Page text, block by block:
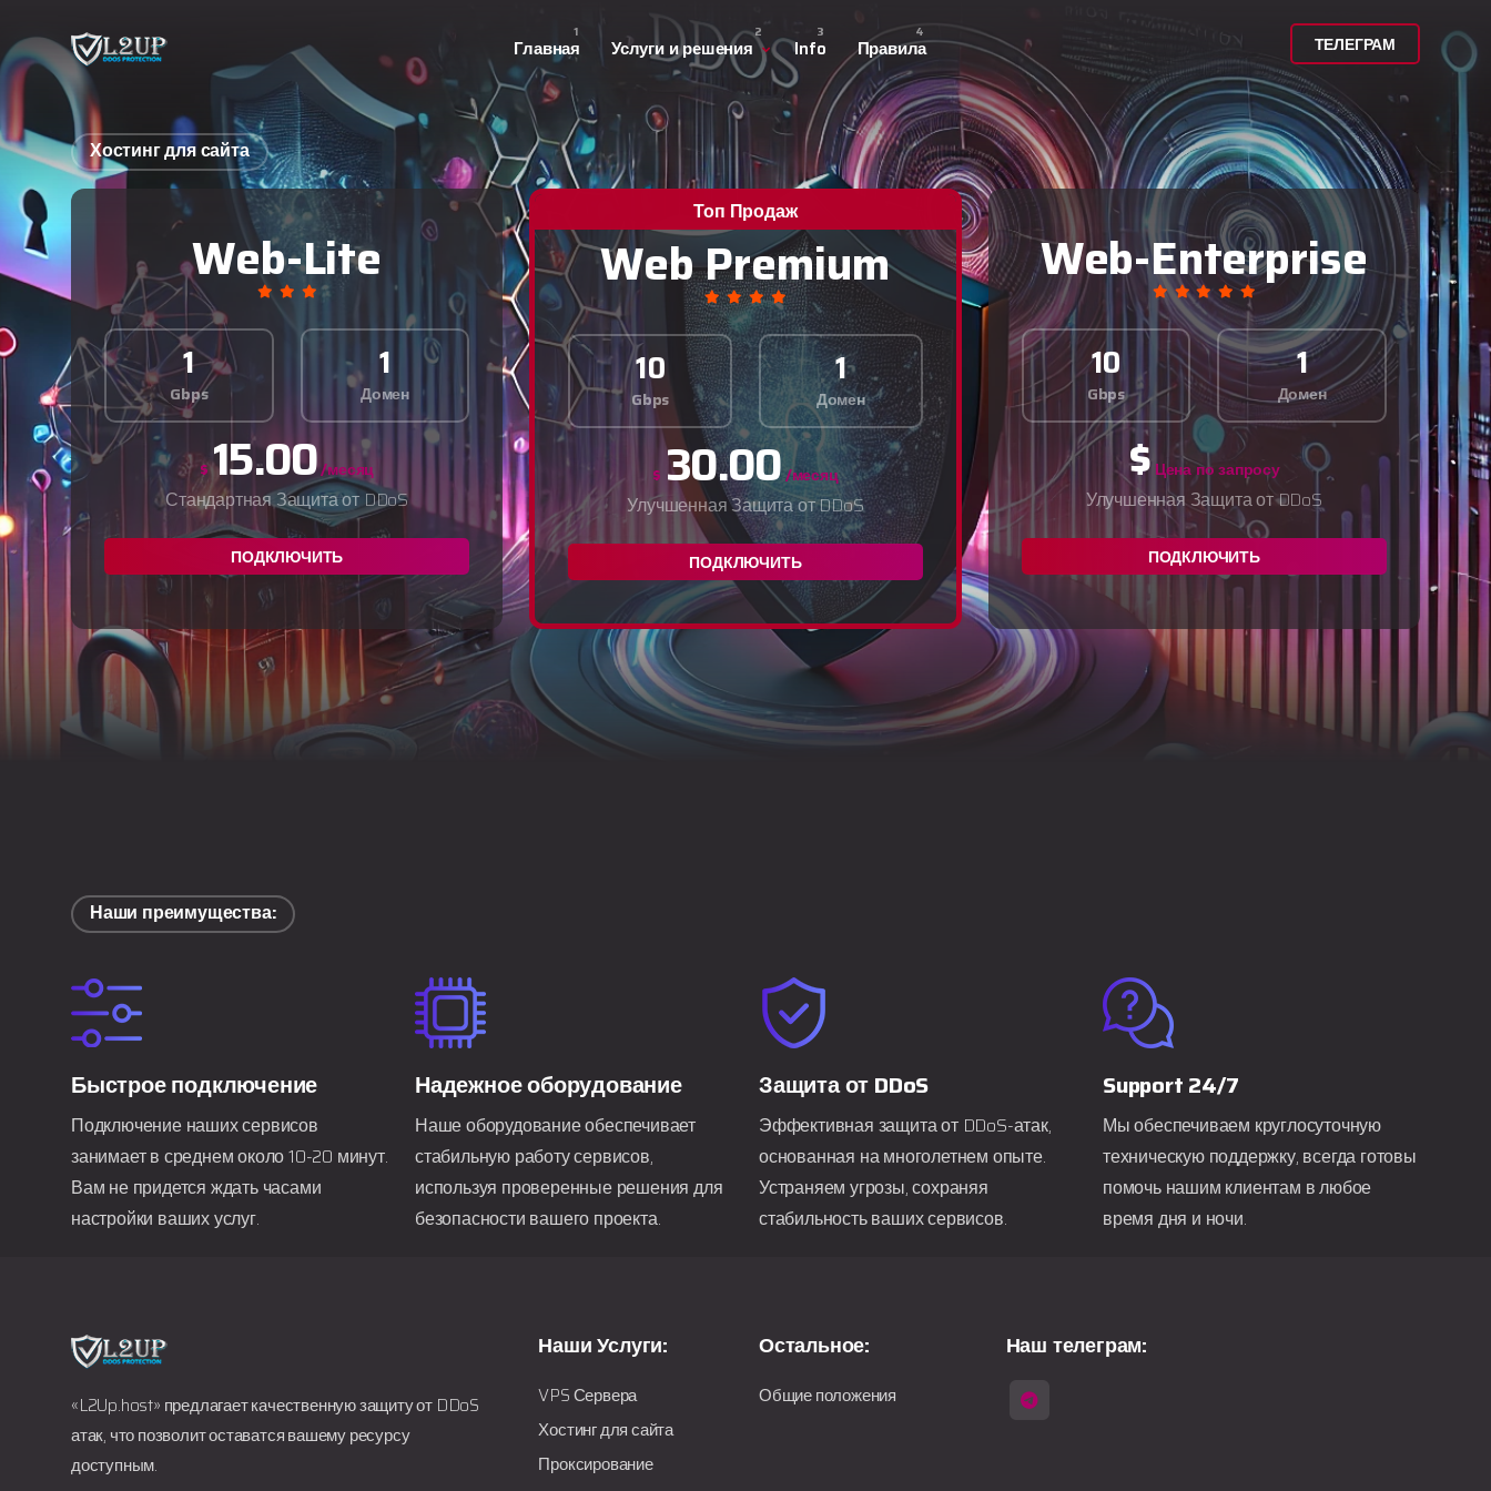
Главная Услуги и решения Info Правила ТЕЛЕГРАМ
Хостинг для сайта
Web-Lite
1
Gbps
1
Домен
$ 15.00/месяц
Стандартная Защита от DDoS
ПОДКЛЮЧИТЬ
Топ Продаж
Web Premium
10
Gbps
1
Домен
$ 30.00/месяц
Улучшенная Защита от DDoS
ПОДКЛЮЧИТЬ
Web-Enterprise
10
Gbps
1
Домен
$ Цена по запросу
Улучшенная Защита от DDoS
ПОДКЛЮЧИТЬ
Наши преимущества:
Быстрое подключение
Подключение наших сервисов
занимает в среднем около 10-20 минут.
Вам не придется ждать часами
настройки ваших услуг.
Надежное оборудование
Наше оборудование обеспечивает
стабильную работу сервисов,
используя проверенные решения для
безопасности вашего проекта.
Защита от DDoS
Эффективная защита от DDoS-атак,
основанная на многолетнем опыте.
Устраняем угрозы, сохраняя
стабильность ваших сервисов.
Support 24/7
Мы обеспечиваем круглосуточную
техническую поддержку, всегда готовы
помочь нашим клиентам в любое
время дня и ночи.
«L2Up.host» предлагает качественную защиту от DDoS
атак, что позволит оставатся вашему ресурсу
доступным.
Наши Услуги:
VPS Сервера
Хостинг для сайта
Проксирование
Остальное:
Общие положения
Наш телеграм: